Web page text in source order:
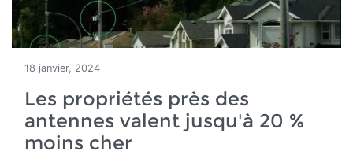
18 janvier, 2024
Les propriétés près des
antennes valent jusqu'à 20 %
moins cher